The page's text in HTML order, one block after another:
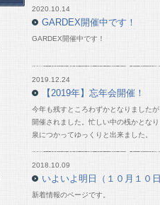
2020.10.14
GARDEX開催中です！
GARDEX開催中です！
2019.12.24
【2019年】忘年会開催！
今年も残すところわずかとなりました
開催されました。忙しい中の桟かとな
泉につかってゆっくりと出来ました。
2018.10.09
いよいよ明日（１０月１０
新着情報のページです。